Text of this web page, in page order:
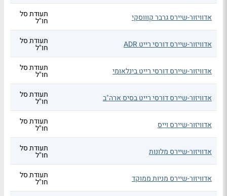
אדוויזור-שיירס גרבר קוווסקי תעודת סל
חו"ל
אדוויזור-שיירס דורסי רייט ADR תעודת סל
חו"ל
אדוויזור-שיירס דורסי רייט בינלאומי תעודת סל
חו"ל
אדוויזור-שיירס דורסי רייט בסיס ארה"ב תעודת סל
חו"ל
אדוויזור-שיירס וייס תעודת סל
חו"ל
אדוויזור-שיירס מלונות תעודת סל
חו"ל
אדוויזור-שיירס מניות ממוקד תעודת סל
חו"ל